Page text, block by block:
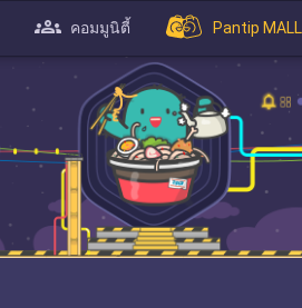
คอมมูนิตี้ Pantip MALL